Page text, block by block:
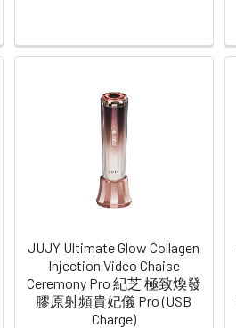
JUJY Ultimate Glow Collagen
Injection Video Chaise
Ceremony Pro 紀芝 極致煥發
膠原射頻貴妃儀 Pro (USB
Charge)